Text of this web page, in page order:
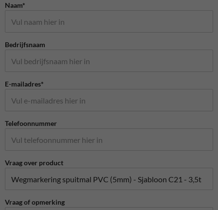
Naam*
Bedrijfsnaam
E-mailadres*
Telefoonnummer
Vraag over product
Vraag of opmerking